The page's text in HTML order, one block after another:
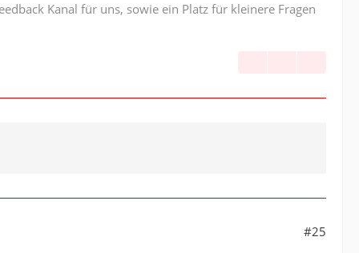
Kanal für uns, sowie ein Platz für kleinere Fragen
#25